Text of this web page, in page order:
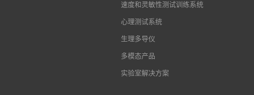
速度和灵敏性测试训练系统
心理测试系统
生理多导仪
多模态产品
实验室解决方案